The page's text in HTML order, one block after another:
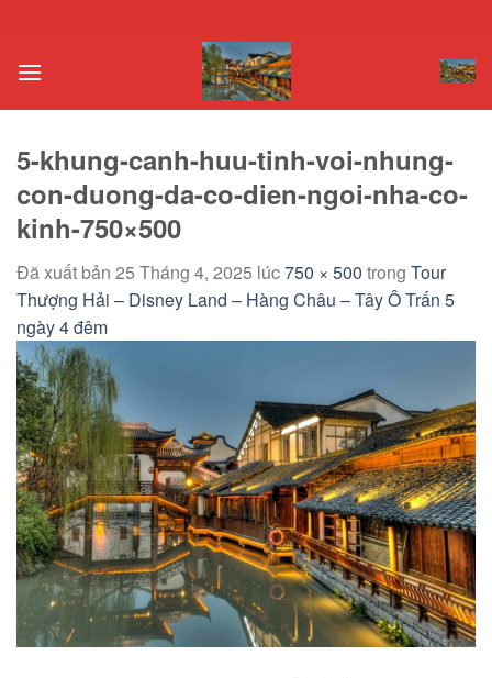
nội
5-khung-canh-huu-tinh-voi-nhung-
con-duong-da-co-dien-ngoi-nha-co-
kinh-750×500
Đã xuất bản 25 Tháng 4, 2025 lúc750 × 500 trong Tour
Thượng Hải – Disney Land – Hàng Châu – Tây Ô Trấn 5
ngày 4 đêm